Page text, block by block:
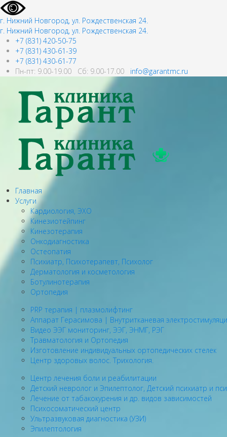
г. Нижний Новгород, ул. Рождественская 24.
г. Нижний Новгород, ул. Рождественская 24.
+7 (831) 420-50-75
+7 (831) 430-61-39
+7 (831) 430-61-77
Пн-пт: 9.00-19.00 Сб: 9.00-17.00 info@garantmc.ru
Главная
Услуги
Кардиология, ЭХО
Кинезиотейпинг
Кинезотерапия
Онкодиагностика
Остеопатия
Психиатр, Психотерапевт, Психолог
Дерматология и косметология
Ботулинотерапия
Ортопедия
PRP терапия | плазмолифтинг
Аппарат Герасимова | Внутритканевая
Видео ЭЭГ мониторинг, ЭЭГ, ЭНМГ, РЭГ
Травматология и Ортопедия
Изготовление индивидуальных ортопедических стелек
Центр здоровых волос. Трихология.
Центр лечения боли и реабилитации
Детский невролог и Эпилептолог, Детский психиатр и
Лечение от табакокурения и др. видов зависимостей
Психосоматический центр
Ультразвуковая диагностика (УЗИ)
Эпилептология